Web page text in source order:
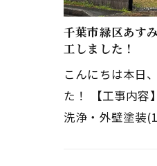
千葉市緑区あす
工しました！
こんにちは本日
た！ 【工事内容
洗浄・外壁塗装